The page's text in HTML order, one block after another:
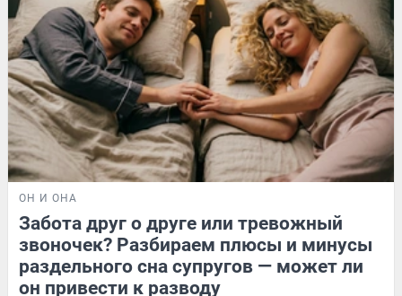
ОН И ОНА
Забота друг о друге или тревожный
звоночек? Разбираем плюсы и минусы
раздельного сна супругов — может ли
он привести к разводу